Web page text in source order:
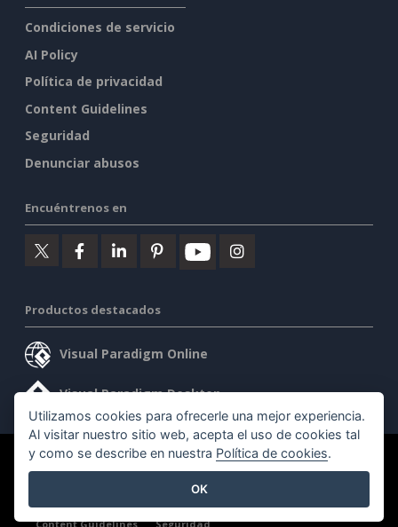
Condiciones de servicio
AI Policy
Política de privacidad
Content Guidelines
Seguridad
Denunciar abusos
Encuéntrenos en
Productos destacados
Visual Paradigm Online
Visual Paradigm Desktop
©2026 by Visual Paradigm. Todos los derechos reservados.
Content Guidelines
Seguridad
Utilizamos cookies para ofrecerle una mejor experiencia.
Al visitar nuestro sitio web, acepta el uso de cookies tal
y como se describe en nuestra Política de cookies.
OK